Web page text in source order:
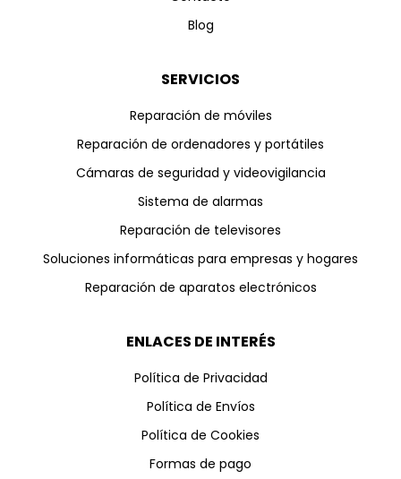
Blog
SERVICIOS
Reparación de móviles
Reparación de ordenadores y portátiles
Cámaras de seguridad y videovigilancia
Sistema de alarmas
Reparación de televisores
Soluciones informáticas para empresas y hogares
Reparación de aparatos electrónicos
ENLACES DE INTERÉS
Política de Privacidad
Política de Envíos
Política de Cookies
Formas de pago